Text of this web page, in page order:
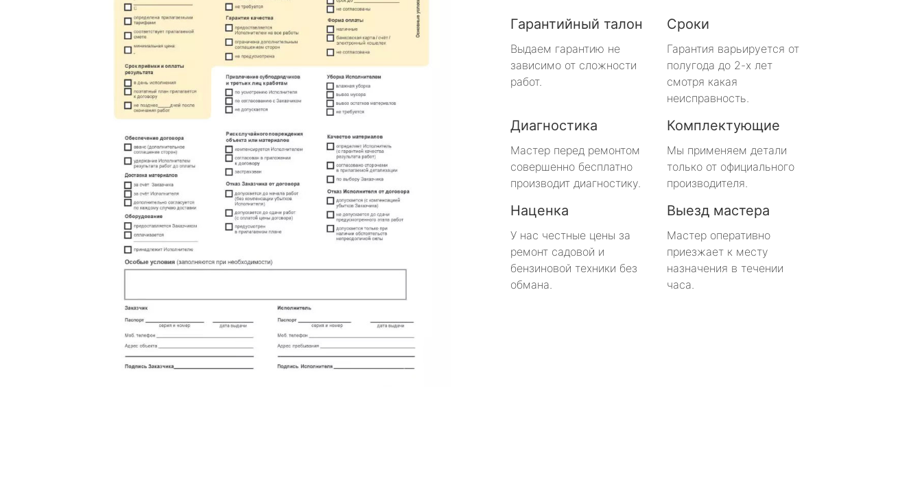
Гарантийный талон
Выдаем гарантию не
зависимо от сложности
работ.
Сроки
Гарантия варьируется от
полугода до 2-х лет
смотря какая
неисправность.
Диагностика
Мастер перед ремонтом
совершенно бесплатно
производит диагностику.
Комплектующие
Мы применяем детали
только от официального
производителя.
Наценка
У нас честные цены за
ремонт садовой и
бензиновой техники без
обмана.
Выезд мастера
Мастер оперативно
приезжает к месту
назначения в течении
часа.